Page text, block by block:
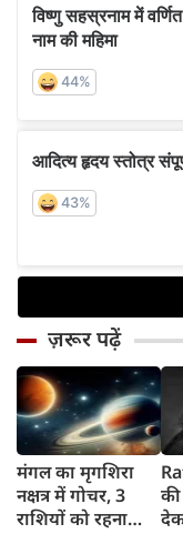
ज़रूर पढ़ें
मंगल का मृगशिरा
नक्षत्र में गोचर, 3
राशियों को रहना